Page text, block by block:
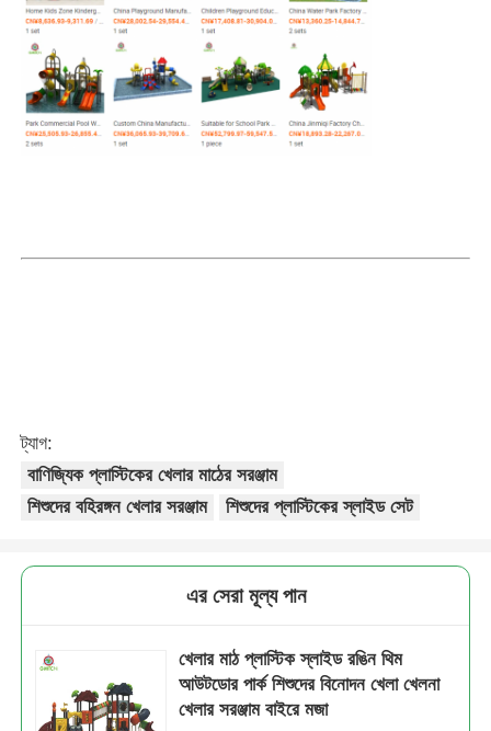
ট্যাগ:
বাণিজ্যিক প্লাস্টিকের খেলার মাঠের সরঞ্জাম
শিশুদের বহিরঙ্গন খেলার সরঞ্জাম
শিশুদের প্লাস্টিকের স্লাইড সেট
এর সেরা মূল্য পান
খেলার মাঠ প্লাস্টিক স্লাইড রঙিন থিম
আউটডোর পার্ক শিশুদের বিনোদন খেলা খেলনা
খেলার সরঞ্জাম বাইরে মজা